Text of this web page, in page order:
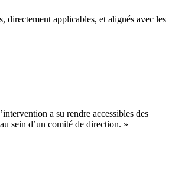
directement applicables, et alignés avec les
a su rendre accessibles des
sein d’un comité de direction. »